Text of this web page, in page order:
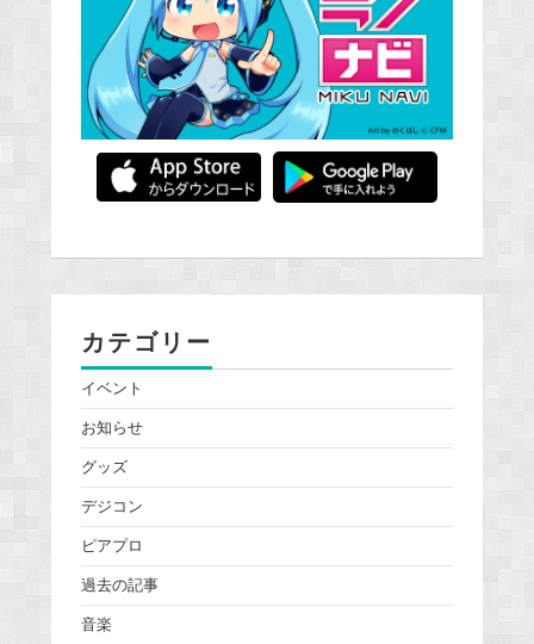
カテゴリー
イベント
お知らせ
グッズ
デジコン
ピアプロ
過去の記事
音楽